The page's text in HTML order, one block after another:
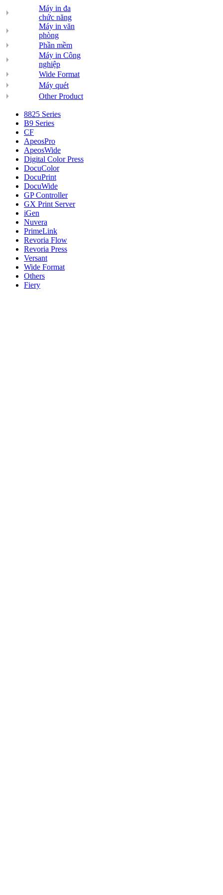
Máy in đa
chức năng
Máy in văn
phòng
Phần mềm
Máy in Công
nghiệp
Wide Format
Máy quét
Other Product
8825 Series
B9 Series
CF
ApeosPro
ApeosWide
Digital Color Press
DocuColor
DocuPrint
DocuWide
GP Controller
GX Print Server
iGen
Nuvera
PrimeLink
Revoria Flow
Revoria Press
Versant
Wide Format
Others
Fiery